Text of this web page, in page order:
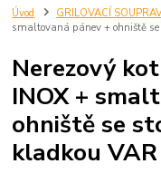
Úvod GRILOVACÍ
smaltovaná pánev + ohniště
Nerezový
INOX +
ohniště se
kladkou VAR